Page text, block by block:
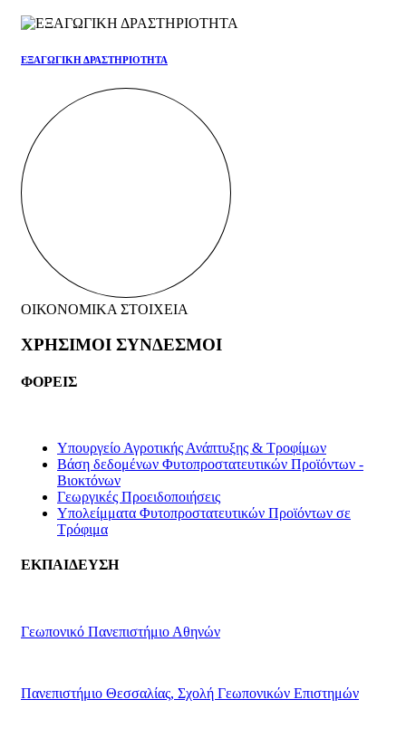
ΕΞΑΓΩΓΙΚΗ ΔΡΑΣΤΗΡΙΟΤΗΤΑ
ΟΙΚΟΝΟΜΙΚΑ ΣΤΟΙΧΕΙΑ
ΧΡΗΣΙΜΟΙ ΣΥΝΔΕΣΜΟΙ
ΦΟΡΕΙΣ
Υπουργείο Αγροτικής Ανάπτυξης & Τροφίμων
Βάση δεδομένων Φυτοπροστατευτικών Προϊόντων -
Βιοκτόνων
Γεωργικές Προειδοποιήσεις
Υπολείμματα Φυτοπροστατευτικών Προϊόντων σε
Τρόφιμα
ΕΚΠΑΙΔΕΥΣΗ
Γεωπονικό Πανεπιστήμιο Αθηνών
Πανεπιστήμιο Θεσσαλίας, Σχολή Γεωπονικών Επιστημών